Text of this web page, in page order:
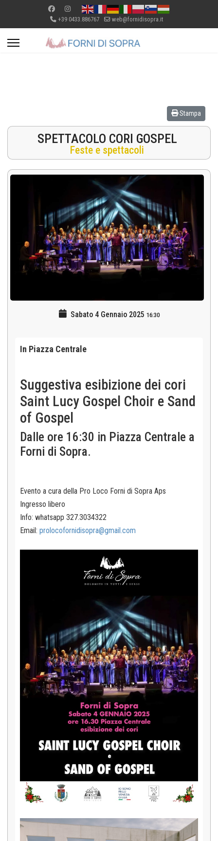
+39 0433.886767 web@fornidisopra.it
Stampa
SPETTACOLO CORI GOSPEL
Feste e spettacoli
Sabato 4 Gennaio 2025 16:30
In Piazza Centrale
Suggestiva esibizione dei cori
Saint Lucy Gospel Choir e Sand
of Gospel
Dalle ore 16:30 in Piazza Centrale a
Forni di Sopra.
Evento a cura della Pro Loco Forni di Sopra Aps
Ingresso libero
Info: whatsapp 327.3034322
Email: prolocofornidisopra@gmail.com